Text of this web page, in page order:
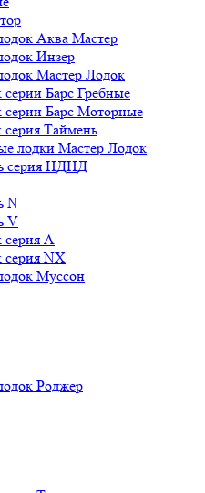
Аква Мастер
Инзер
Мастер Лодок
Барс Гребные
серии Барс Моторные
Таймень
лодки Мастер Лодок
серия НДНД
N
V
серия А
серия NX
Муссон
Роджер